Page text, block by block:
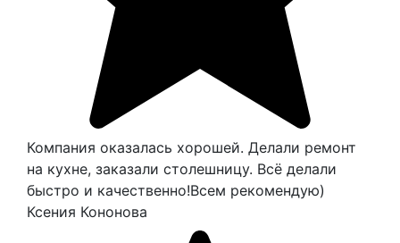
Компания оказалась хорошей. Делали ремонт
на кухне, заказали столешницу. Всё делали
быстро и качественно!Всем рекомендую)
Ксения Кононова